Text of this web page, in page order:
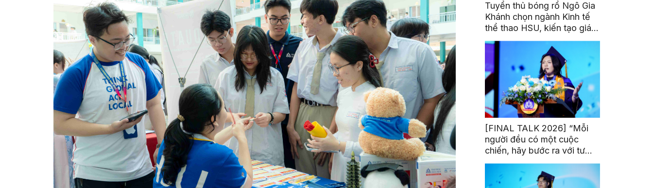
Tuyển thủ bóng rổ Ngô Gia
Khánh chọn ngành Kinh tế
thể thao HSU, kiến tạo giá
trị từ đam mê thể thao
[FINAL TALK 2026] “Mỗi
người đều có một cuộc
chiến, hãy bước ra với tư
thế của người chiến thắng”